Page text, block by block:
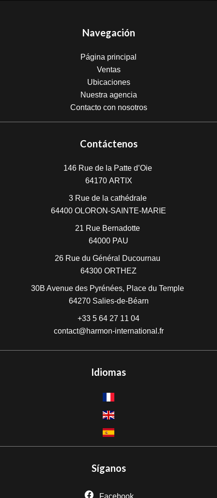
Navegación
Página principal
Ventas
Ubicaciones
Nuestra agencia
Contacto con nosotros
Contáctenos
146 Rue de la Patte d’Oie
64170 ARTIX
3 Rue de la cathédrale
64400 OLORON-SAINTE-MARIE
21 Rue Bernadotte
64000 PAU
26 Rue du Général Ducournau
64300 ORTHEZ
30B Avenue des Pyrénées, Place du Temple
64270 Salies-de-Béarn
+33 5 64 27 11 04
contact@harmon-international.fr
Idiomas
Síganos
Facebook